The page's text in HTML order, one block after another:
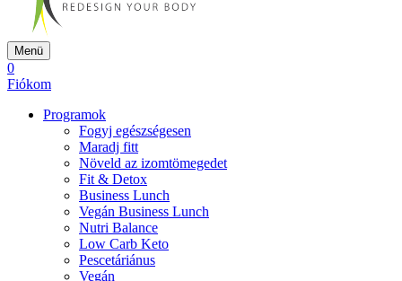
Menü
0
Fiókom
Programok
Fogyj egészségesen
Maradj fitt
Növeld az izomtömegedet
Fit & Detox
Business Lunch
Vegán Business Lunch
Nutri Balance
Low Carb Keto
Pescetáriánus
Vegán